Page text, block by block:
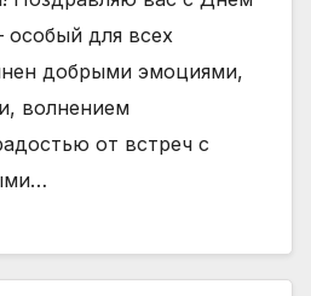
особый для всех
добрыми эмоциями,
волнением
от встреч с